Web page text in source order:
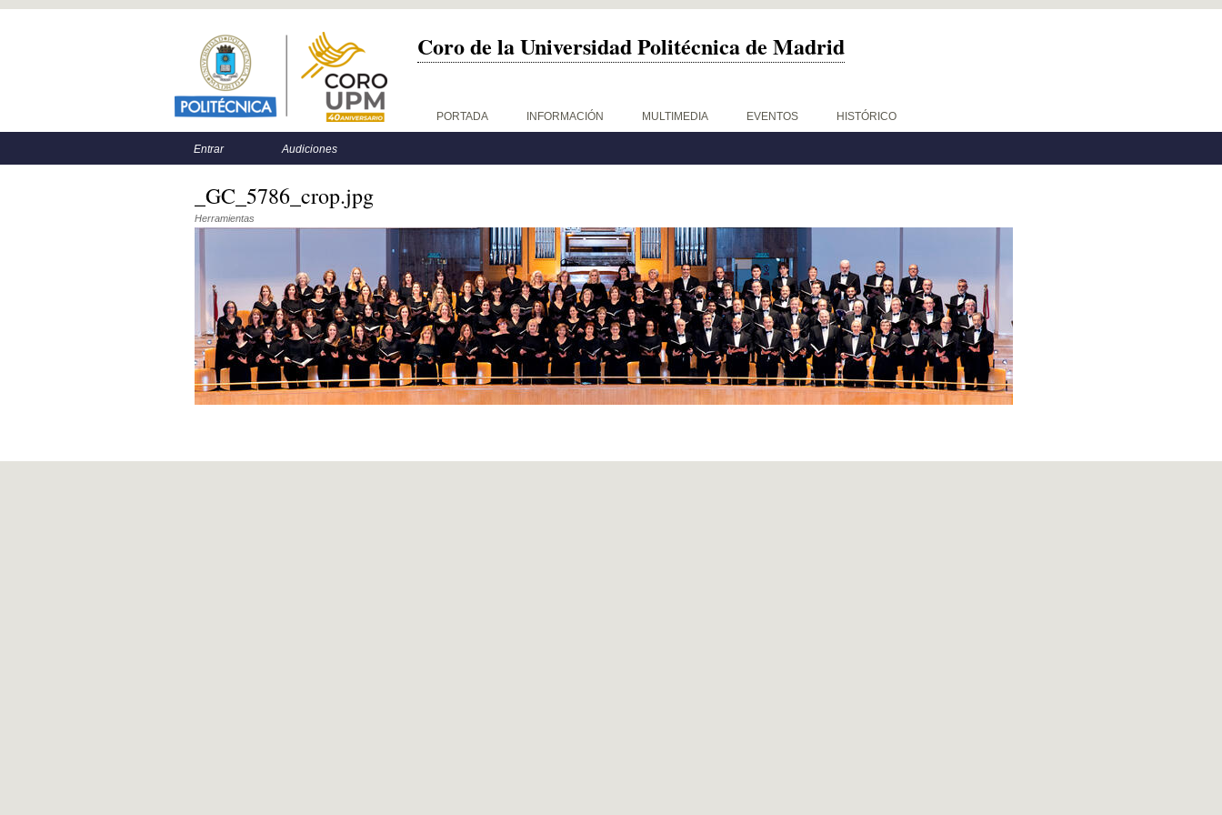
Coro de la Universidad Politécnica de Madrid
PORTADA INFORMACIÓN MULTIMEDIA EVENTOS HISTÓRICO
Entrar Audiciones
_GC_5786_crop.jpg
Herramientas